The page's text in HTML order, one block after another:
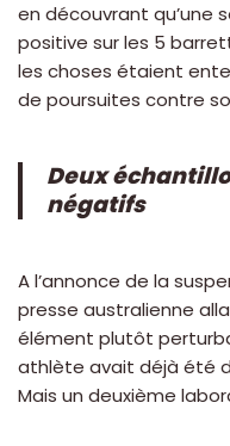
en découvrant qu’une
positive sur les 5
les choses étaient
de poursuites contre
Deux
négatifs
A l’annonce de la
presse australienne
élément plutôt
athlète avait déjà été
Mais un deuxième